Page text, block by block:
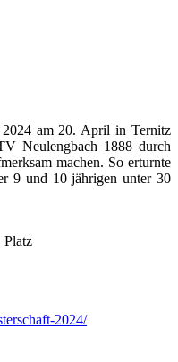
2024 am 20. April in Ternitz
Neulengbach 1888 durch
machen. So erturnte
9 und 10 jährigen unter 30
Platz
2024/